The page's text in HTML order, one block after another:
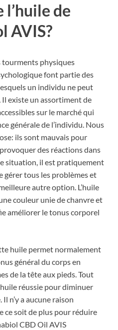
l’huile de
AVIS?
tourments physiques
font partie des
un individu ne peut
existe un assortiment de
sur le marché qui
générale de l’individu. Nous
ils sont mauvais pour
des réactions dans
situation, il est pratiquement
gérer tous les problèmes et
autre option. L’huile
couleur unie de chanvre et
améliorer le tonus corporel
huile permet normalement
général du corps en
de la tête aux pieds. Tout
réussie pour diminuer
n’y a aucune raison
ce soit de plus pour réduire
CBD Oil AVIS